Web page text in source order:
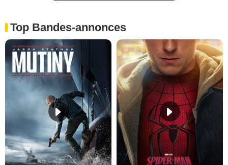
Top Bandes-annonces